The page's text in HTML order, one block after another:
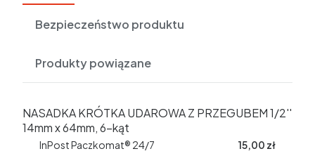
Bezpieczeństwo produktu
Produkty powiązane
NASADKA KRÓTKA UDAROWA Z PRZEGUBEM 1/2''
14mm x 64mm, 6-kąt
InPost Paczkomat® 24/7 15,00 zł